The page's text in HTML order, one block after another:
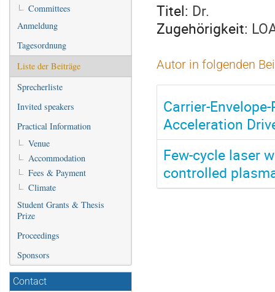
Committees
Anmeldung
Tagesordnung
Liste der Beiträge
Sprecherliste
Invited speakers
Practical Information
Venue
Accommodation
Fees & Payment
Climate
Student Grants & Thesis
Prize
Proceedings
Sponsors
Contact
Titel: Dr.
Zugehörigkeit:
Autor in folgenden
Carrier-
Acceleration
Few-cycle laser
controlled